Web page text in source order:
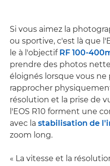
Si vous aimez la
ou sportive, c'est là que
le à l'objectif RF 100-
prendre des photos
éloignés lorsque vous ne
rapprocher
résolution et la prise de
l'EOS R10 forment une
avec la stabilisation de
zoom long.
« La vitesse et la